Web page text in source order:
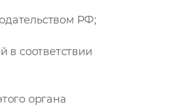
РФ;
в соответствии
органа